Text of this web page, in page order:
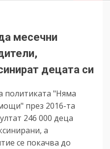
месечни
децата си
политиката "Няма
през 2016-та
246 000 деца
а
се покачва до